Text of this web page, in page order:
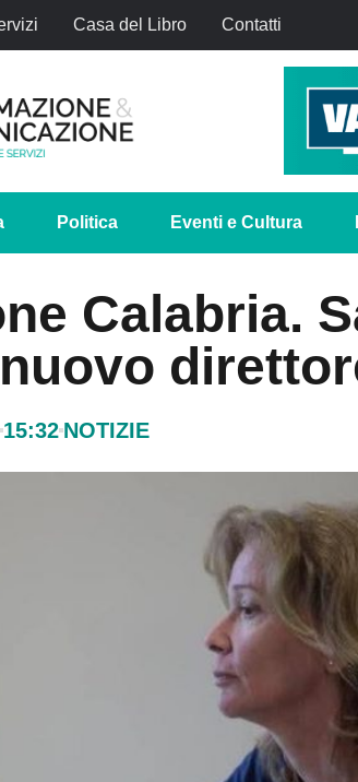
Casa del Libro Contatti
Politica Eventi e Cultura
Calabria.
15:32 NOTIZIE